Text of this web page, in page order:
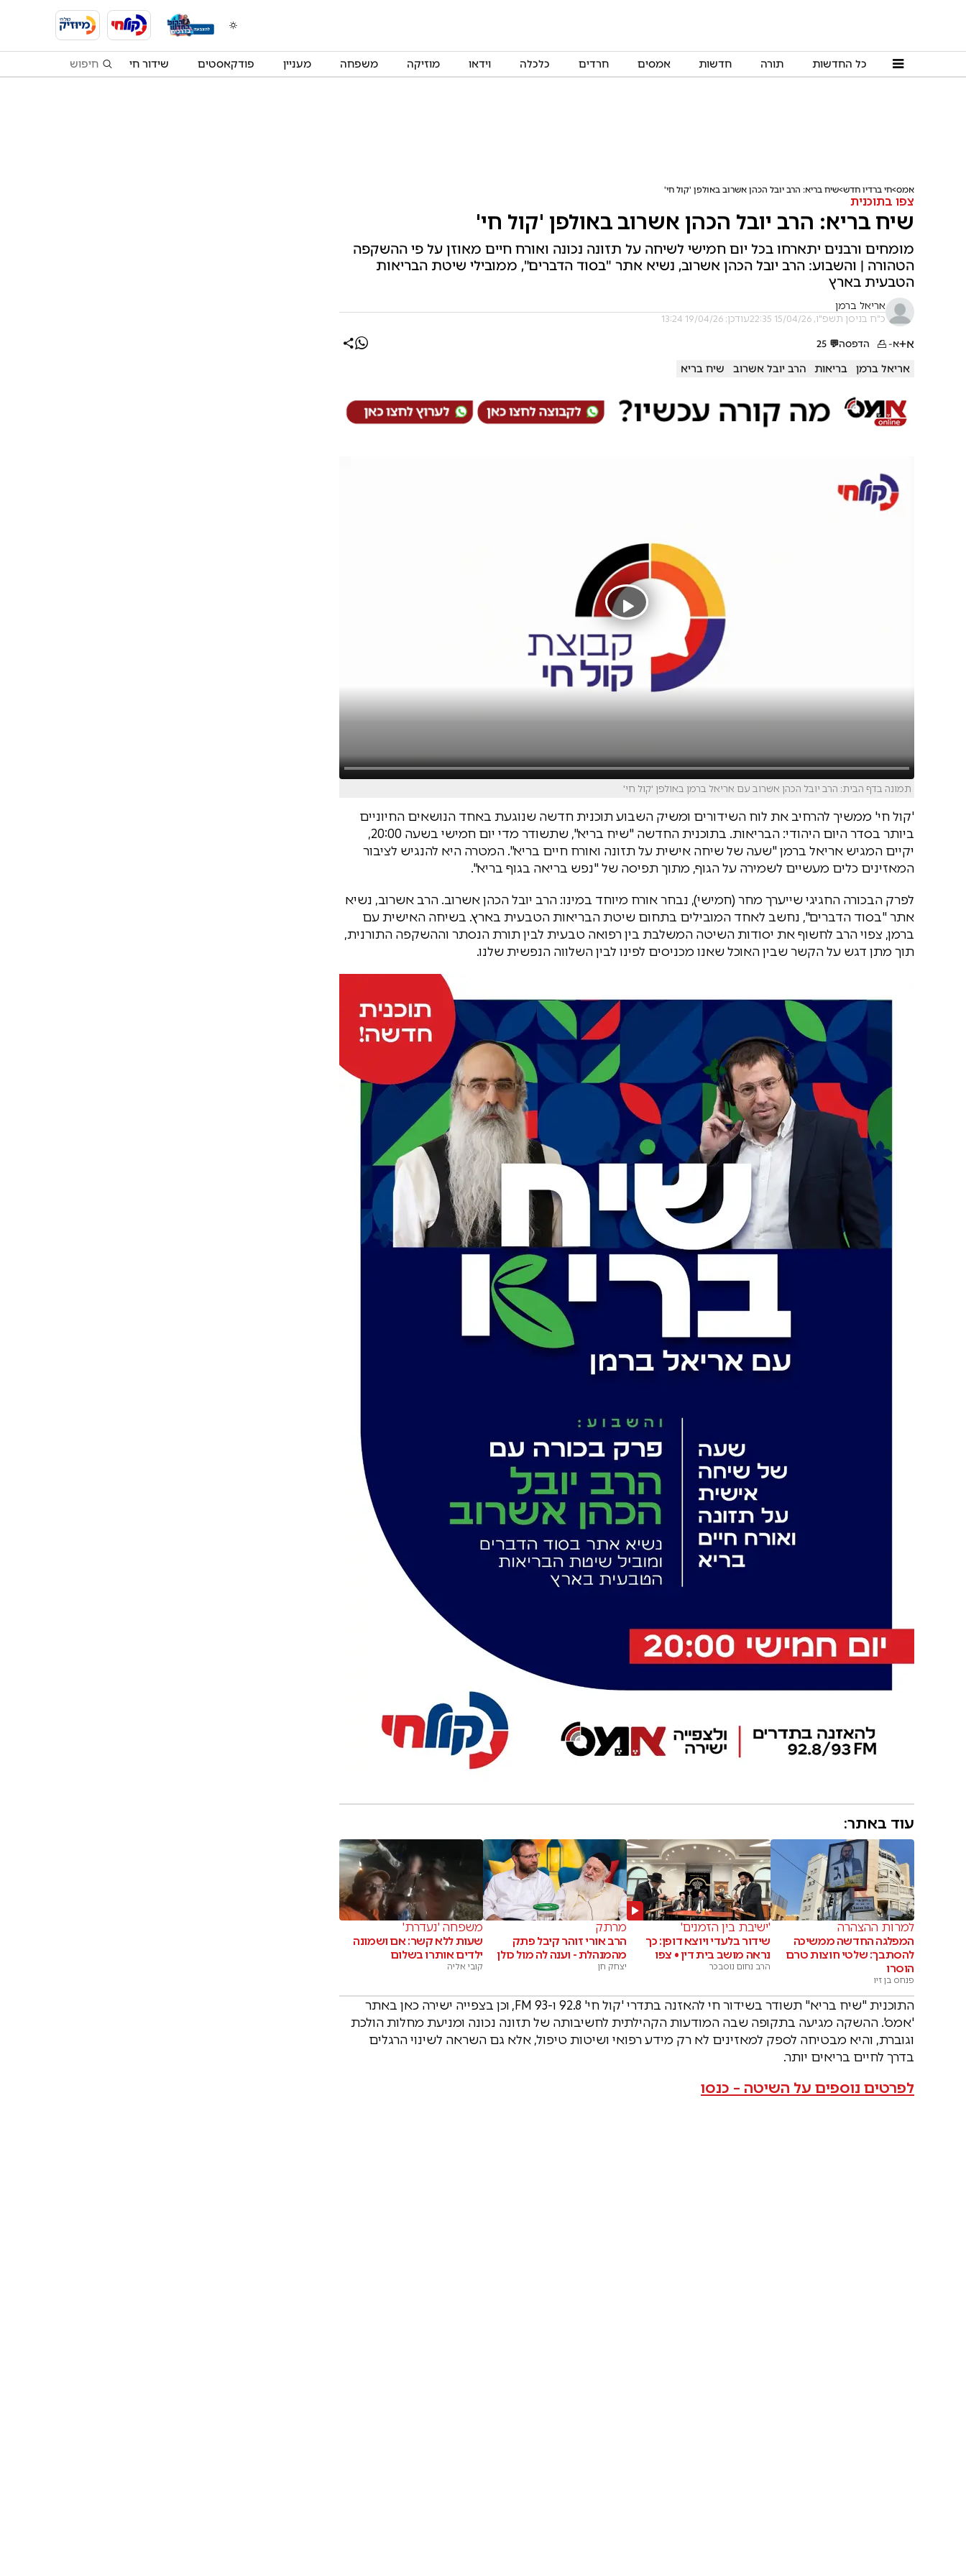
כל החדשות תורה חדשות אמסים חרדים כלכלה וידאו מוזיקה משפחה מעניין פודקאסטים שידור חי
אמס חי ברדיו חדש שיח בריא: הרב יובל הכהן אשרוב באולפן 'קול חי'
צפו בתוכנית
שיח בריא: הרב יובל הכהן אשרוב באולפן 'קול חי'
מומחים ורבנים יתארחו בכל יום חמישי לשיחה על תזונה נכונה ואורח חיים מאוזן על פי ההשקפה
הטהורה | והשבוע: הרב יובל הכהן אשרוב, נשיא אתר "בסוד הדברים", ממובילי שיטת הבריאות
הטבעית בארץ
אריאל ברמן
כ"ח בניסן תשפ"ו, 15/04/26 22:35 עודכן: 19/04/26 13:24
א+א- הדפסה💬
25
אריאל ברמן בריאות הרב יובל אשרוב שיח בריא
תמונה בדף הבית: הרב יובל הכהן אשרוב עם אריאל ברמן באולפן 'קול חי'
'קול חי' ממשיך להרחיב את לוח השידורים ומשיק השבוע תוכנית חדשה שנוגעת באחד הנושאים החיוניים
ביותר בסדר היום היהודי: הבריאות. בתוכנית החדשה "שיח בריא", שתשודר מדי יום חמישי בשעה 20:00,
יקיים המגיש אריאל ברמן "שעה של שיחה אישית על תזונה ואורח חיים בריא". המטרה היא להנגיש לציבור
המאזינים כלים מעשיים לשמירה על הגוף, מתוך תפיסה של "נפש בריאה בגוף בריא".
לפרק הבכורה החגיגי שייערך מחר (חמישי), נבחר אורח מיוחד במינו: הרב יובל הכהן אשרוב. הרב אשרוב, נשיא
אתר "בסוד הדברים", נחשב לאחד המובילים בתחום שיטת הבריאות הטבעית בארץ. בשיחה האישית עם
ברמן, צפוי הרב לחשוף את יסודות השיטה המשלבת בין רפואה טבעית לבין תורת הנסתר וההשקפה התורנית,
תוך מתן דגש על הקשר שבין האוכל שאנו מכניסים לפינו לבין השלווה הנפשית שלנו.
עוד באתר:
למרות ההצהרה
המפלגה החדשה ממשיכה
להסתבך: שלטי חוצות טרם
הוסרו
פנחס בן זיו
'ישיבת בין הזמנים'
שידור בלעדי ויוצא דופן: כך
נראה מושב בית דין • צפו
הרב נחום נוסבכר
מרתק
הרב אורי זוהר קיבל פתק
מהמנהלת - וענה לה מול כולן
יצחק חן
משפחה 'נעדרת'
שעות ללא קשר: אם ושמונה
ילדים אותרו בשלום
קובי אליה
התוכנית "שיח בריא" תשודר בשידור חי להאזנה בתדרי 'קול חי' 92.8 ו-93 FM, וכן בצפייה ישירה כאן באתר
'אמס'. ההשקה מגיעה בתקופה שבה המודעות הקהילתית לחשיבותה של תזונה נכונה ומניעת מחלות הולכת
וגוברת, והיא מבטיחה לספק למאזינים לא רק מידע רפואי ושיטות טיפול, אלא גם השראה לשינוי הרגלים
בדרך לחיים בריאים יותר.
לפרטים נוספים על השיטה – כנסו